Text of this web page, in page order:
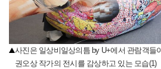
사진은 일상비일상의틈 by U+에서 관람객들
권오상 작가의 전시를 감상하고 있는 모습(1)